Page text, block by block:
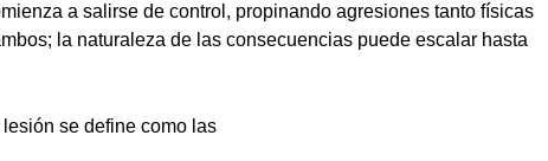
a salirse de control, propinando agresiones tanto físicas
la naturaleza de las consecuencias puede escalar hasta
se define como las